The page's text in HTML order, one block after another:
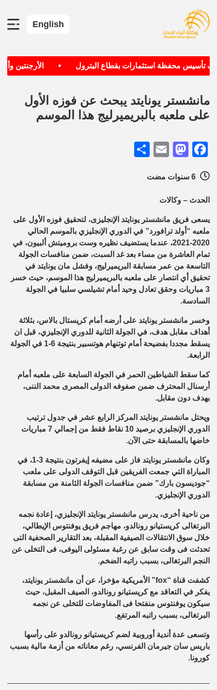
English
تأسيس محفظة استثمارات بقطاع البترول الأرجنتين
مانشستر يونايتد يبحث عن فوزه الأول
على ملعبه بالبريميرليج هذا الموسم
Facebook
Mastodon
Email
الحدث – وكالات
يسعى فريق مانشستر يونايتد الإنجليزى، لتحقيق فوزه الأول على
ملعبه “أولد ترافورد” في الدوري الإنجليزي بالموسم الحالي
2020-2021، عندما يستضيف نظيره وست بروميتش ألبيون، في
تمام العاشرة من مساء بعد غد السبت، ضمن منافسات الجولة
التاسعة من عمر مسابقة البريميرليج، وفشل مان يونايتد في
تحقيق أي انتصار على ملعبه بالبريميرليج هذا الموسم، حيث خسر
3 مباريات وحقق تعادل وحيد أمام تشيلسي سلبيا في الجولة
السادسة.
وخسر مانشستر يونايتد على أرضه أمام كريستال بالاس، بثلاثة
أهداف مقابل هدف، في الجولة الثانية للدوري الإنجليزي، قبل ان
يسقط مجددا بفضيحة أمام توتنهام هوتسبير بنتيجة 6-1 في الجولة
الرابعة.
كما سقط الشياطين الحمر في الجولة السابعة على ملعبه أمام
أرسنال المحترف ضمن صفوفه الدولى المصرى محمد الننى،
بهدف دون مقابل.
ويحتل مانشستر يونايتد المركز الرابع عشر في جدول ترتيب
الدوري الإنجليزي برصيد 10 نقاط فقط من إجمالي 7 مباريات
خاضها بالمسابقة حتى الآن.
وكان مانشستر يونايتد فاز على مضيفه إيفرتون بنتيجة 3-1، في
المباراة التي جمعت الفريقين قبل التوقف الدولى على ملعب
“جوديسون بارك” ضمن منافسات الجولة الثامنة من مسابقة
الدوري الإنجليزي.
من ناحية أخرى، يدرس مانشستر يونايتد الإنجليزي، إعادة نجمه
البرتغالى كريستيانو رونالدو، مهاجم فريق يوفنتوس الإيطالي،
خلال سوق الانتقالات الصيفية المقبلة، بعد التقارير الصحفية التى
تحدثت فى وقت سابق عن رغبة مسئولى اليوفى، فى التخلى عن
النجم البرتغالى، بسبب راتبه الضخم.
كشفت قناة “fox” الأمريكية مؤخرا، عن أن مانشستر يونايتد،
يفكر في التعاقد مع كريستيانو رونالدو، الصيف المقبل، حيث
سيكون يوفنتوس منفتحا فى المفاوضات للتخلى عن نجمه
البرتغالى، بسبب راتبه المرتفع.
وتسعى عدة أندية أوروبية لضم كريستيانو رونالدو على رأسها
باريس سان جيرمان الفرنسي، رغم معاناته من أزمة مالية بسبب
كورونا.